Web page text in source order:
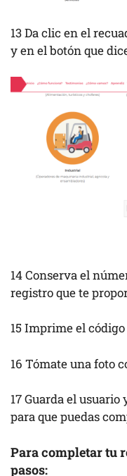
13 Da clic en el
y en el botón que
14 Conserva el
registro que te
15 Imprime el
16 Tómate una foto
17 Guarda el
para que puedas
Para completar tu
pasos: